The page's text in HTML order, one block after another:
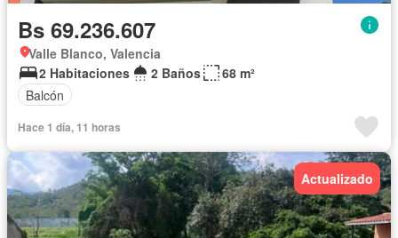
Bs 69.236.607
Valle Blanco, Valencia
2 Habitaciones
2 Baños
68 m²
Balcón
Hace 1 día, 11 horas
Actualizado